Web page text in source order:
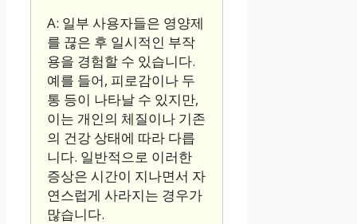
A: 일부 사용자들은 영양제
를 끊은 후 일시적인 부작
용을 경험할 수 있습니다.
예를 들어, 피로감이나 두
통 등이 나타날 수 있지만,
이는 개인의 체질이나 기존
의 건강 상태에 따라 다릅
니다. 일반적으로 이러한
증상은 시간이 지나면서 자
연스럽게 사라지는 경우가
많습니다.